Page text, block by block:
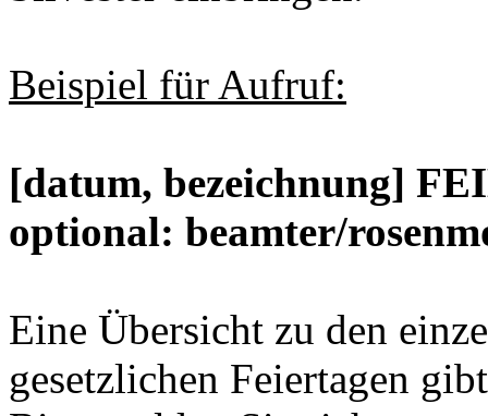
Beispiel für Aufruf:
[datum, bezeichnung]
optional: beamter/
Eine Übersicht zu den
gesetzlichen Feiertagen